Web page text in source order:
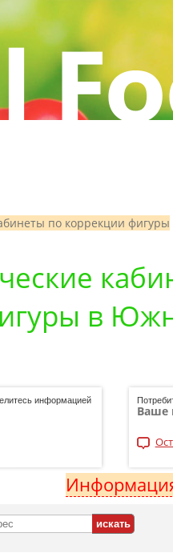
по коррекции фигуры
в
информацией
Ваше